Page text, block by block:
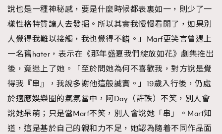
說也是一種神秘感，要是什麼時候都表裏如一，則少了一
樣性格特質讓人去發掘。所以其實我慢慢看開了，如果別
人覺得我難以接觸，我也覺得不錯。」Marf更笑言曾遇上
一名舊hater，表示在《那年盛夏我們綻放如花》劇集推出
後，竟迷上了她。「至於問她為何不喜歡我，對方說是覺
得我『串』，我說多謝他這般誠實。」19歲入行後，仍處
於適應娛樂圈的氣氛當中，阿Day（許軼）不笑，別人會
說她呆萌；只是當Marf不笑，別人會說她「串」。Marf知
道，這是基於自己的親和力不足，她認為隨着不同作品面